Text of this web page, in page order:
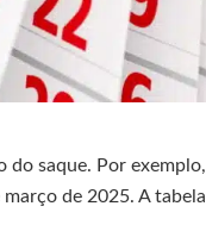
do saque. Por exemplo,
de 2025. A tabela